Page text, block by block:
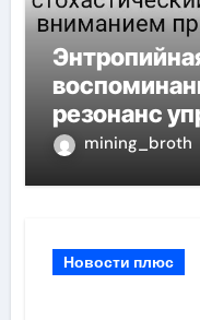
резонанс
вниманием
mining_broth
Новости плюс